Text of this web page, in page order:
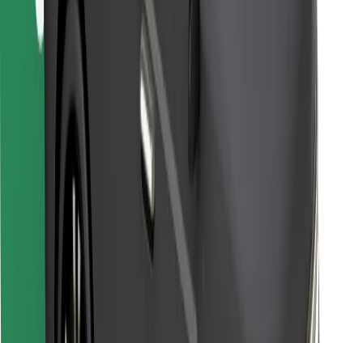
Allgemeine Geschäftsbedingungen
In wenigen Minuten zu deiner Fahrt!
Bolt App herunterladen
Finde dein Lieblingsgericht!
Bolt Food App herunterladen